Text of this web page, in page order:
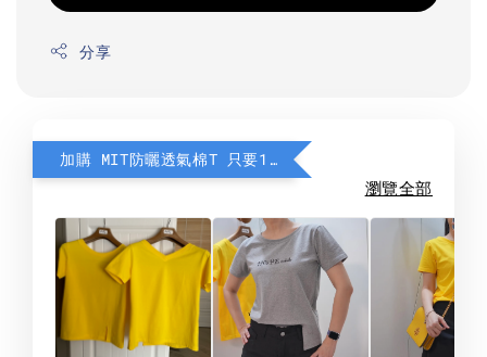
分享
加購 MIT防曬透氣棉T 只要190元
瀏覽全部